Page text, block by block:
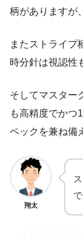
柄がありますが
またストライプ
時分針は視認性
そしてマスター
も高精度でかつ
ペックを兼ね備
翔太